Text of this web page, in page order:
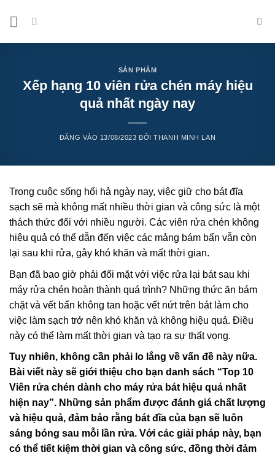
SẢN PHẨM
Xếp hạng 10 viên rửa chén máy hiệu
quả nhất ngày nay
ĐĂNG VÀO 13/08/2023 BỞITHANH MINH LAN
Trong cuộc sống hối hả ngày nay, việc giữ cho bát đĩa
sạch sẽ mà không mất nhiều thời gian và công sức là một
thách thức đối với nhiều người. Các viên rửa chén không
hiệu quả có thể dẫn đến việc các mảng bám bẩn vẫn còn
lại sau khi rửa, gây khó khăn và mất thời gian.
Bạn đã bao giờ phải đối mặt với việc rửa lại bát sau khi
máy rửa chén hoàn thành quá trình? Những thức ăn bám
chặt và vết bẩn không tan hoặc vết nứt trên bát làm cho
việc làm sạch trở nên khó khăn và không hiệu quả. Điều
này có thể làm mất thời gian và tạo ra sự thất vọng.
Tuy nhiên, không cần phải lo lắng về vấn đề này nữa.
Bài viết này sẽ giới thiệu cho bạn danh sách “Top 10
Viên rửa chén dành cho máy rửa bát hiệu quả nhất
hiện nay”. Những sản phẩm được đánh giá chất lượng
và hiệu quả, đảm bảo rằng bát đĩa của bạn sẽ luôn
sáng bóng sau mỗi lần rửa. Với các giải pháp này, bạn
có thể tiết kiệm thời gian và công sức, đồng thời đảm